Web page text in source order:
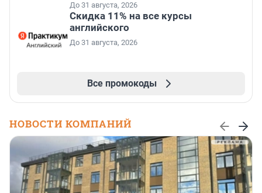
До 31 августа, 2026
Скидка 11% на все курсы
английского
До 31 августа, 2026
Все промокоды
НОВОСТИ КОМПАНИЙ